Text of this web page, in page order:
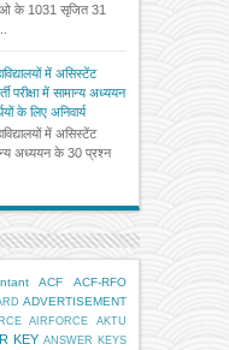
के 1031 सृजित 31
में असिस्टेंट
परीक्षा में सामान्य अध्ययन
के लिए अनिवार्य
में असिस्टेंट
अध्ययन के 30 प्रश्न
ACF
ACF-RFO
ADVERTISEMENT
AIRFORCE
AKTU
KEY ANSWER KEYS